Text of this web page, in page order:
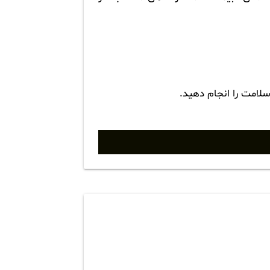
را انجام دهید.